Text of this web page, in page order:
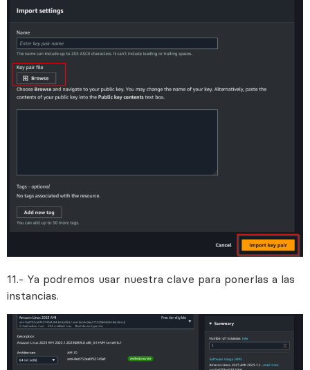
11.- Ya podremos usar nuestra clave para ponerlas a las
instancias.